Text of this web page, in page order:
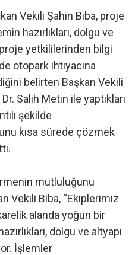
Vekili Şahin Biba, proje
hazırlıkları, dolgu ve
proje yetkililerinden bilgi
otopark ihtiyacına
belirten Başkan Vekili
Salih Metin ile yaptıkları
şekilde
kısa sürede çözmek
mutluluğunu
Vekili Biba, “Ekiplerimiz
alanda yoğun bir
dolgu ve altyapı
İşlemler